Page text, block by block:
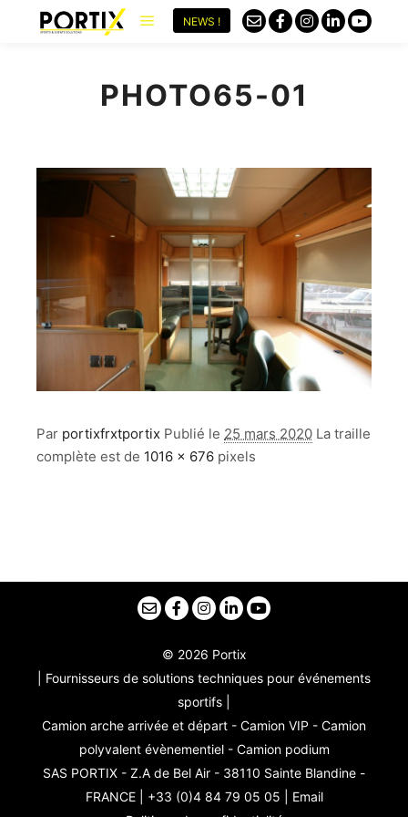
NEWS !
PHOTO65-01
Par portixfrxtportix Publié le 25 mars 2020 La traille
complète est de 1016 × 676 pixels
© 2026 Portix
| Fournisseurs de solutions techniques pour événements
sportifs |
Camion arche arrivée et départ - Camion VIP - Camion
polyvalent évènementiel - Camion podium
SAS PORTIX - Z.A de Bel Air - 38110 Sainte Blandine -
FRANCE | +33 (0)4 84 79 05 05 | Email